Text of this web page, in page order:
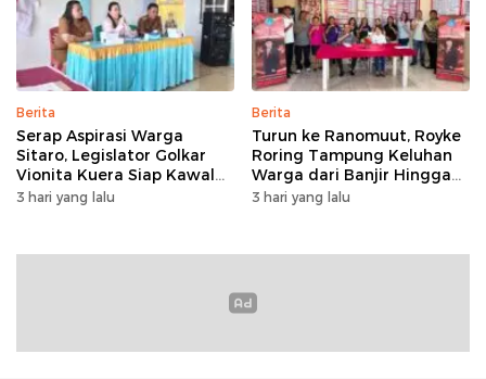
Berita
Serap Aspirasi Warga
Sitaro, Legislator Golkar
Vionita Kuera Siap Kawal
Pembangunan Akses Jalan
3 hari yang lalu
Berita
Turun ke Ranomuut, Royke
Roring Tampung Keluhan
Warga dari Banjir Hingga
Fasilitas Publik
3 hari yang lalu